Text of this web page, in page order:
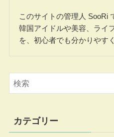
このサイトの管理人 SooRi
韓国アイドルや美容、ライ
を、初心者でも分かりやす
カテゴリー